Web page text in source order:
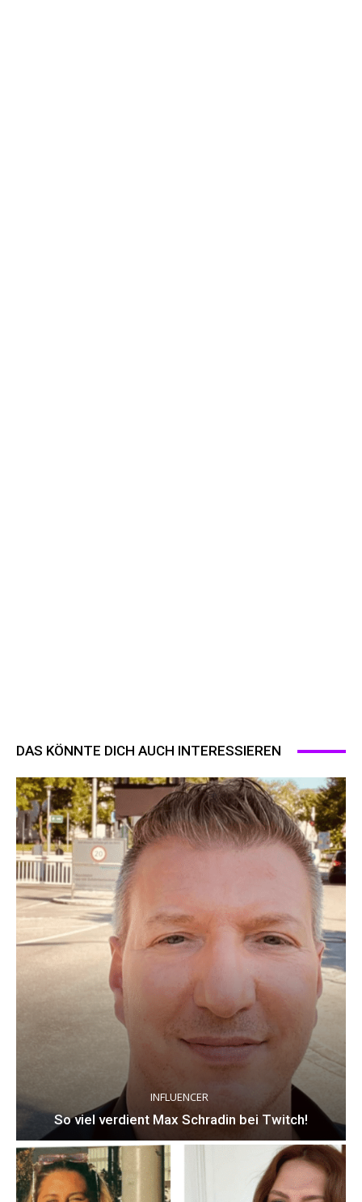
DAS KÖNNTE DICH AUCH INTERESSIEREN
INFLUENCER
So viel verdient Max Schradin bei Twitch!